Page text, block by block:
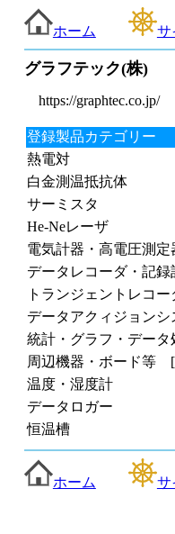
ホーム サ
グラフテック(株)
https://graphtec.co.jp/
登録製品カテゴリー
熱電対
白金測温抵抗体
サーミスタ
He-Neレーザ
電気計器・高電圧測定
データレコーダ・記録
トランジェントレコー
データアクィジョンシ
統計・グラフ・データ
周辺機器・ボード等
温度・湿度計
データロガー
恒温槽
ホーム サ